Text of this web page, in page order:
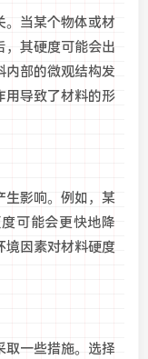
。当某个物体或材
，其硬度可能会出
内部的微观结构发
用导致了材料的形
生影响。例如，某
可能会更快地降
境因素对材料硬度
取一些措施。选择